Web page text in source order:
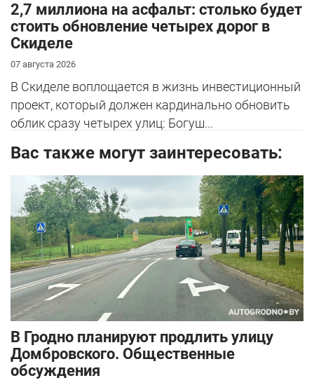
2,7 миллиона на асфальт: столько будет
стоить обновление четырех дорог в
Скиделе
07 августа 2026
В Скиделе воплощается в жизнь инвестиционный
проект, который должен кардинально обновить
облик сразу четырех улиц: Богуш...
Вас также могут заинтересовать:
В Гродно планируют продлить улицу
Домбровского. Общественные
обсуждения